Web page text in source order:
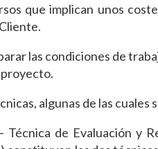
que implican unos
las condiciones de
algunas de las cuales
Técnica de Evaluación y